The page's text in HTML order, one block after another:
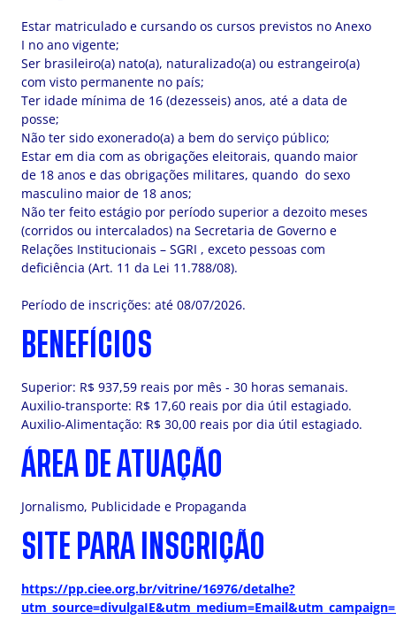
Estar matriculado e cursando os cursos previstos no Anexo
I no ano vigente;
Ser brasileiro(a) nato(a), naturalizado(a) ou estrangeiro(a)
com visto permanente no país;
Ter idade mínima de 16 (dezesseis) anos, até a data de
posse;
Não ter sido exonerado(a) a bem do serviço público;
Estar em dia com as obrigações eleitorais, quando maior
de 18 anos e das obrigações militares, quando do sexo
masculino maior de 18 anos;
Não ter feito estágio por período superior a dezoito meses
(corridos ou intercalados) na Secretaria de Governo e
Relações Institucionais – SGRI , exceto pessoas com
deficiência (Art. 11 da Lei 11.788/08).
Período de inscrições: até 08/07/2026.
BENEFÍCIOS
Superior: R$ 937,59 reais por mês - 30 horas semanais.
Auxilio-transporte: R$ 17,60 reais por dia útil estagiado.
Auxilio-Alimentação: R$ 30,00 reais por dia útil estagiado.
ÁREA DE ATUAÇÃO
Jornalismo, Publicidade e Propaganda
SITE PARA INSCRIÇÃO
https://pp.ciee.org.br/vitrine/16976/detalhe?